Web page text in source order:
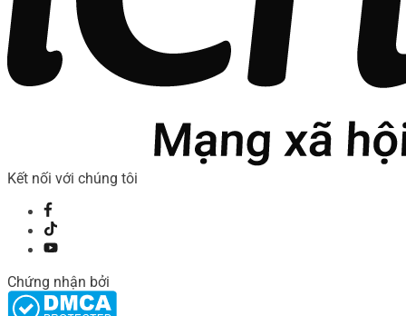
Kết nối với chúng tôi
Chứng nhận bởi